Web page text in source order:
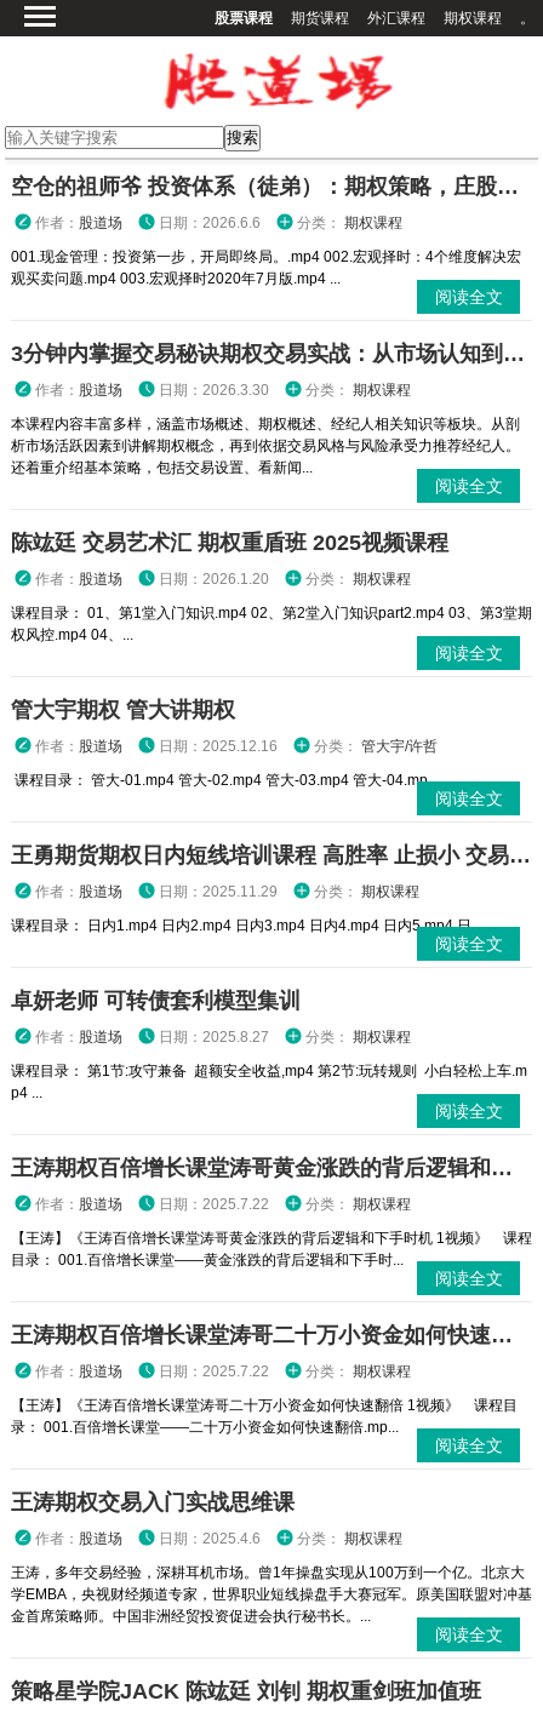
股票课程 期货课程 外汇课程 期权课程 。
期货课程
期权课程
外汇课程
高校课程
空仓的祖师爷 投资体系（徒弟）：期权策略，庄股策略
作者： 股道场 日期：2026.6.6 分类： 期权课程
001.现金管理：投资第一步，开局即终局。.mp4 002.宏观择时：4个维度解决宏
观买卖问题.mp4 003.宏观择时2020年7月版.mp4 ...
阅读全文
3分钟内掌握交易秘诀期权交易实战：从市场认知到策略执行全攻略
作者： 股道场 日期：2026.3.30 分类： 期权课程
本课程内容丰富多样，涵盖市场概述、期权概述、经纪人相关知识等板块。从剖
析市场活跃因素到讲解期权概念，再到依据交易风格与风险承受力推荐经纪人。
还着重介绍基本策略，包括交易设置、看新闻...
阅读全文
陈竑廷 交易艺术汇 期权重盾班 2025视频课程
作者： 股道场 日期：2026.1.20 分类： 期权课程
课程目录： 01、第1堂入门知识.mp4 02、第2堂入门知识part2.mp4 03、第3堂期
权风控.mp4 04、...
阅读全文
管大宇期权 管大讲期权
作者： 股道场 日期：2025.12.16 分类： 管大宇/许哲
课程目录： 管大-01.mp4 管大-02.mp4 管大-03.mp4 管大-04.mp...
阅读全文
王勇期货期权日内短线培训课程 高胜率 止损小 交易高手
作者： 股道场 日期：2025.11.29 分类： 期权课程
课程目录： 日内1.mp4 日内2.mp4 日内3.mp4 日内4.mp4 日内5.mp4 日...
阅读全文
卓妍老师 可转债套利模型集训
作者： 股道场 日期：2025.8.27 分类： 期权课程
课程目录： 第1节:攻守兼备 超额安全收益,mp4 第2节:玩转规则 小白轻松上车.m
p4 ...
阅读全文
王涛期权百倍增长课堂涛哥黄金涨跌的背后逻辑和下手时机 1视频
作者： 股道场 日期：2025.7.22 分类： 期权课程
【王涛】《王涛百倍增长课堂涛哥黄金涨跌的背后逻辑和下手时机 1视频》 课程
目录： 001.百倍增长课堂——黄金涨跌的背后逻辑和下手时...
阅读全文
王涛期权百倍增长课堂涛哥二十万小资金如何快速翻倍 1视频
作者： 股道场 日期：2025.7.22 分类： 期权课程
【王涛】《王涛百倍增长课堂涛哥二十万小资金如何快速翻倍 1视频》 课程目
录： 001.百倍增长课堂——二十万小资金如何快速翻倍.mp...
阅读全文
王涛期权交易入门实战思维课
作者： 股道场 日期：2025.4.6 分类： 期权课程
王涛，多年交易经验，深耕耳机市场。曾1年操盘实现从100万到一个亿。北京大
学EMBA，央视财经频道专家，世界职业短线操盘手大赛冠军。原美国联盟对冲基
金首席策略师。中国非洲经贸投资促进会执行秘书长。...
阅读全文
策略星学院JACK 陈竑廷 刘钊 期权重剑班加值班